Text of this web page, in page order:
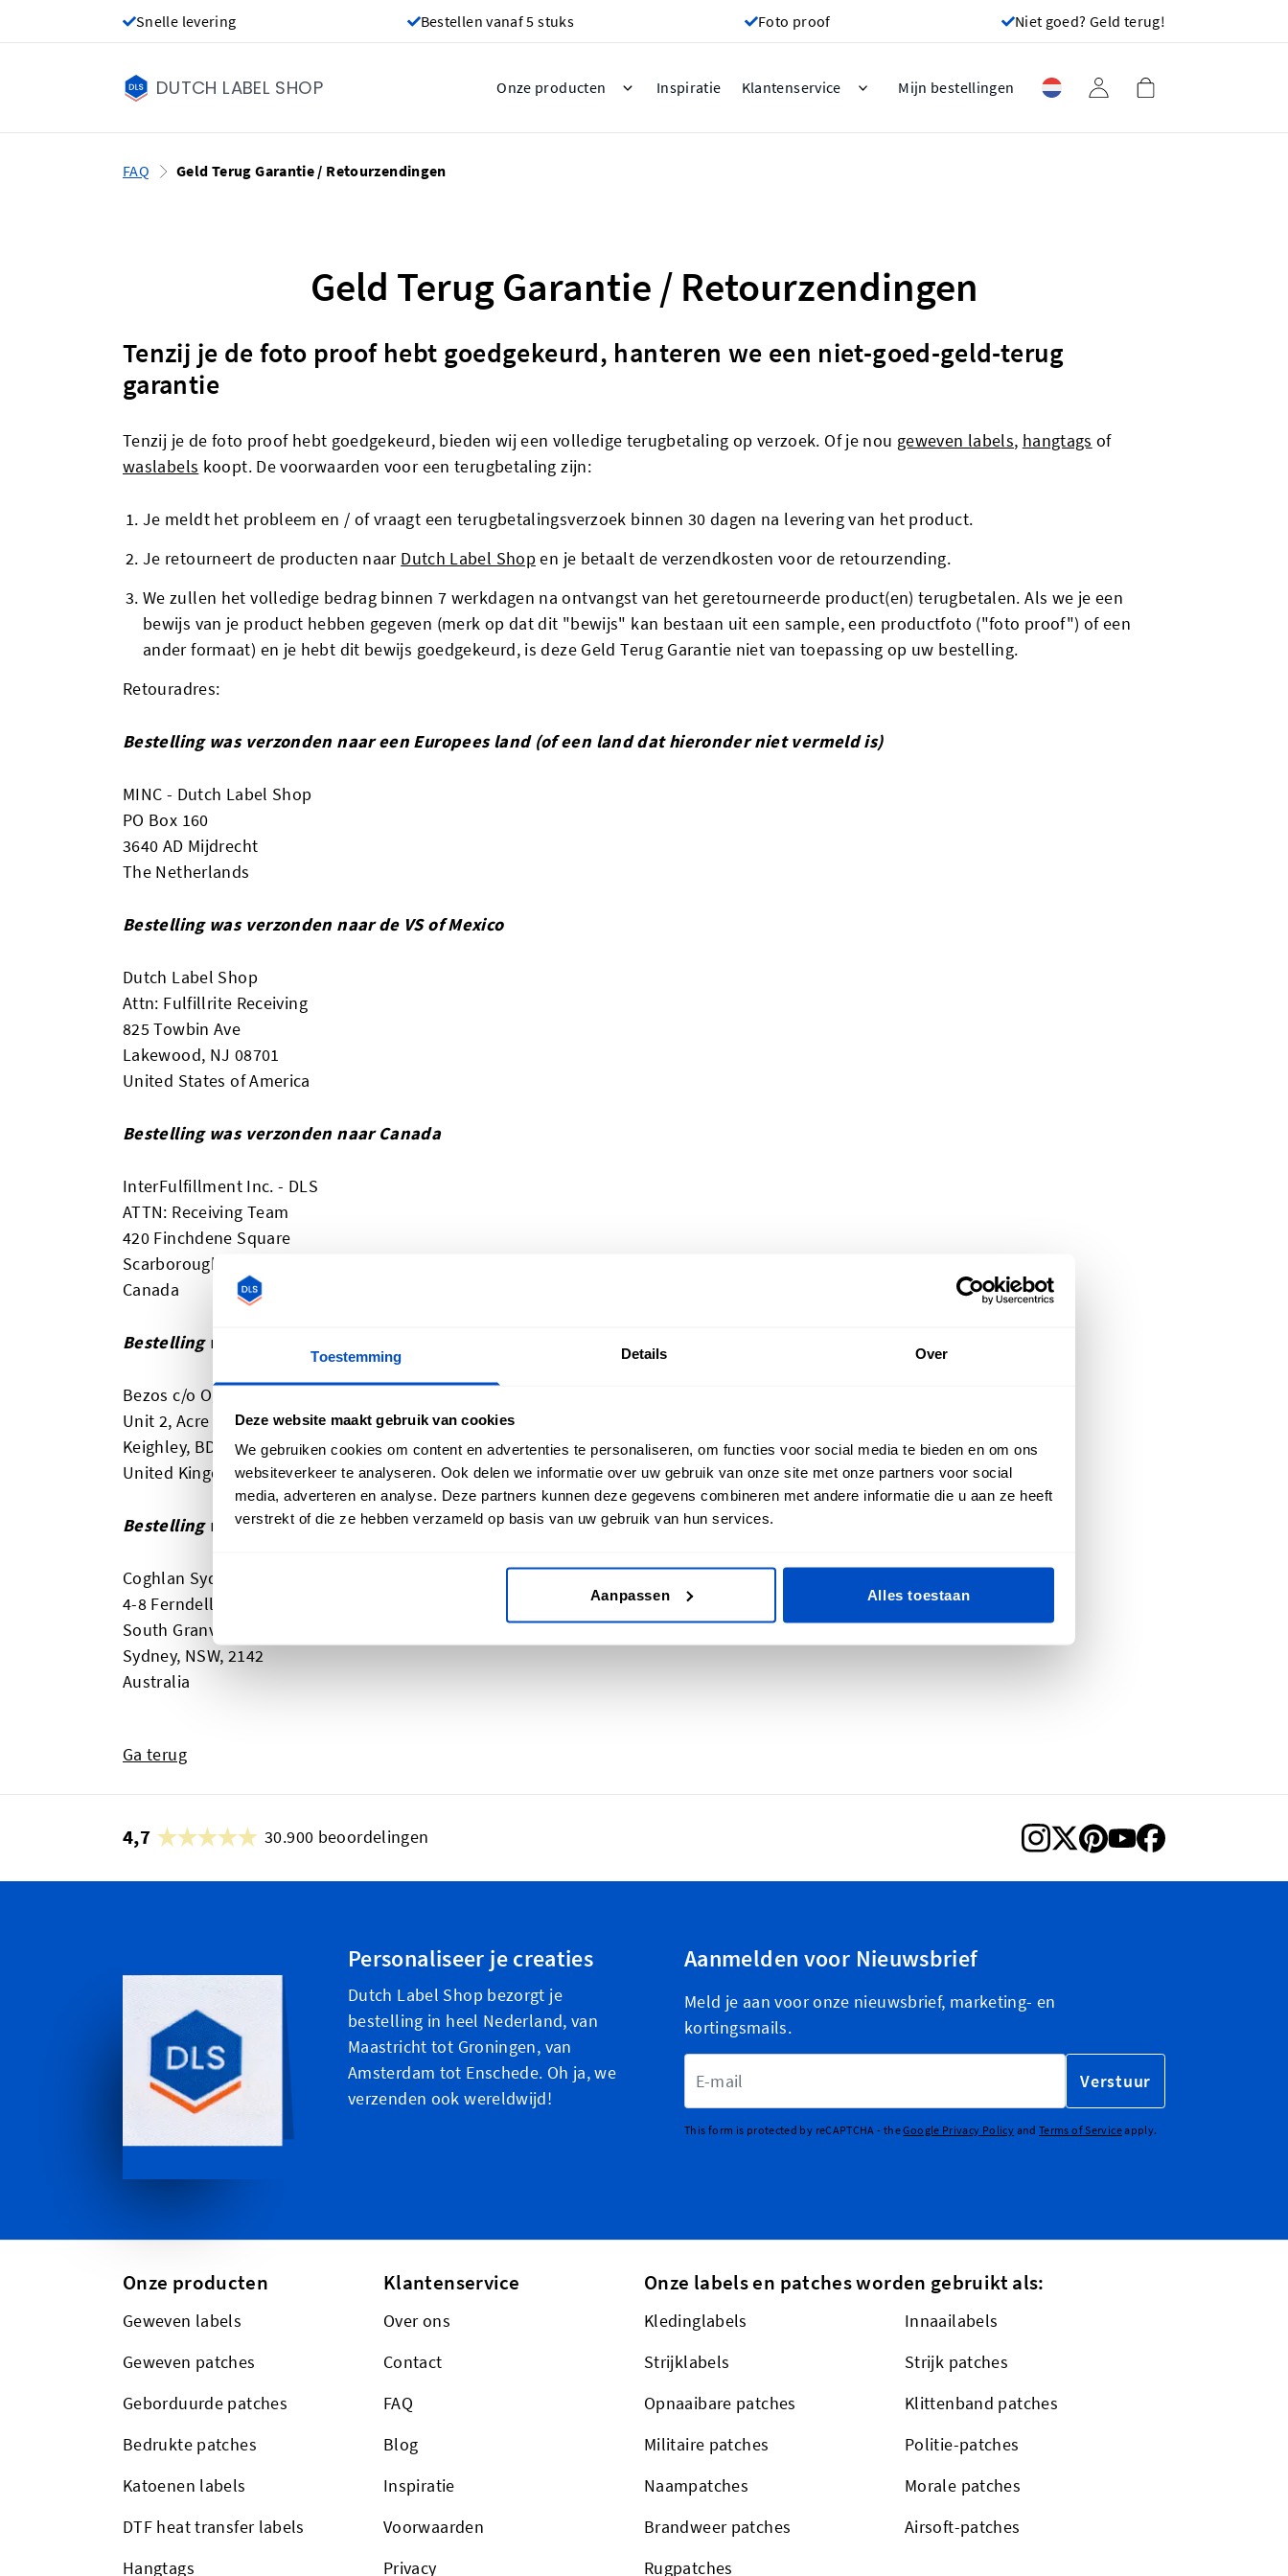
Toestemming Details Over
Deze website maakt gebruik van cookies
We gebruiken cookies om content en advertenties te personaliseren, om functies voor social media te bieden en om ons
websiteverkeer te analyseren. Ook delen we informatie over uw gebruik van onze site met onze partners voor social
media, adverteren en analyse. Deze partners kunnen deze gegevens combineren met andere informatie die u aan ze heeft
verstrekt of die ze hebben verzameld op basis van uw gebruik van hun services.
Aanpassen Alles toestaan
Snelle levering Bestellen vanaf 5 stuks Foto proof Niet goed? Geld terug!
DUTCH LABEL SHOP Onze producten Inspiratie Klantenservice Mijn bestellingen
FAQ Geld Terug Garantie / Retourzendingen
Geld Terug Garantie / Retourzendingen
Tenzij je de foto proof hebt goedgekeurd, hanteren we een niet-goed-geld-terug
garantie
Tenzij je de foto proof hebt goedgekeurd, bieden wij een volledige terugbetaling op verzoek. Of je nou geweven labels, hangtags of
waslabels koopt. De voorwaarden voor een terugbetaling zijn:
Je meldt het probleem en / of vraagt een terugbetalingsverzoek binnen 30 dagen na levering van het product.
Je retourneert de producten naar Dutch Label Shopen je betaalt de verzendkosten voor de retourzending.
We zullen het volledige bedrag binnen 7 werkdagen na ontvangst van het geretourneerde product(en) terugbetalen. Als we je een
bewijs van je product hebben gegeven (merk op dat dit "bewijs" kan bestaan uit een sample, een productfoto ("foto proof") of een
ander formaat) en je hebt dit bewijs goedgekeurd, is deze Geld Terug Garantie niet van toepassing op uw bestelling.
Retouradres:
Bestelling was verzonden naar een Europees land (of een land dat hieronder niet vermeld is)
MINC - Dutch Label Shop
PO Box 160
3640 AD Mijdrecht
The Netherlands
Bestelling was verzonden naar de VS of Mexico
Dutch Label Shop
Attn: Fulfillrite Receiving
825 Towbin Ave
Lakewood, NJ 08701
United States of America
Bestelling was verzonden naar Canada
InterFulfillment Inc. - DLS
ATTN: Receiving Team
420 Finchdene Square
Scarborough, ON M1X 1C2
Canada
Bestelling was verzonden naar de UK
Bezos c/o Ogden Fulfilment Limited
Unit 2, Acre Park, Dalton Lane
Keighley, BD21 4JH
United Kingdom
Bestelling was verzonden naar Australië of Nieuw Zeeland
Coghlan Sydney - DLS
4-8 Ferndell St
South Granville
Sydney, NSW, 2142
Australia
Ga terug
4,7 30.900 beoordelingen
Personaliseer je creaties
Dutch Label Shop bezorgt je
bestelling in heel Nederland, van
Maastricht tot Groningen, van
Amsterdam tot Enschede. Oh ja, we
verzenden ook wereldwijd!
Aanmelden voor Nieuwsbrief
Meld je aan voor onze nieuwsbrief, marketing- en
kortingsmails.
Verstuur
This form is protected by reCAPTCHA - theGoogle Privacy Policy and Terms of Serviceapply.
Onze producten
Geweven labels
Geweven patches
Geborduurde patches
Bedrukte patches
Katoenen labels
DTF heat transfer labels
Hangtags
Klantenservice
Over ons
Contact
FAQ
Blog
Inspiratie
Voorwaarden
Privacy
Onze labels en patches worden gebruikt als:
Kledinglabels
Innaailabels
Strijklabels
Strijk patches
Opnaaibare patches
Klittenband patches
Militaire patches
Politie-patches
Naampatches
Morale patches
Brandweer patches
Airsoft-patches
Rugpatches